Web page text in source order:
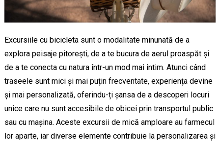
Excursiile cu bicicleta sunt o modalitate minunată de a
explora peisaje pitorești, de a te bucura de aerul proaspăt și
de a te conecta cu natura într-un mod mai intim. Atunci când
traseele sunt mici și mai puțin frecventate, experiența devine
și mai personalizată, oferindu-ți șansa de a descoperi locuri
unice care nu sunt accesibile de obicei prin transportul public
sau cu mașina. Aceste excursii de mică amploare au farmecul
lor aparte, iar diverse elemente contribuie la personalizarea și